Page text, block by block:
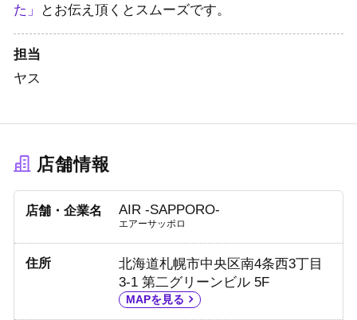
た」
とお伝え頂くとスムーズです。
担当
ヤス
店舗情報
店舗・企業名 AIR -SAPPORO-
エアーサッポロ
住所
北海道札幌市中央区南4条西3丁目
3-1 第二グリーンビル 5F
MAPを見る